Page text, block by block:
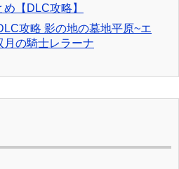
【DLC攻略】
攻略 影の地の墓地平原~エ
月の騎士レラーナ